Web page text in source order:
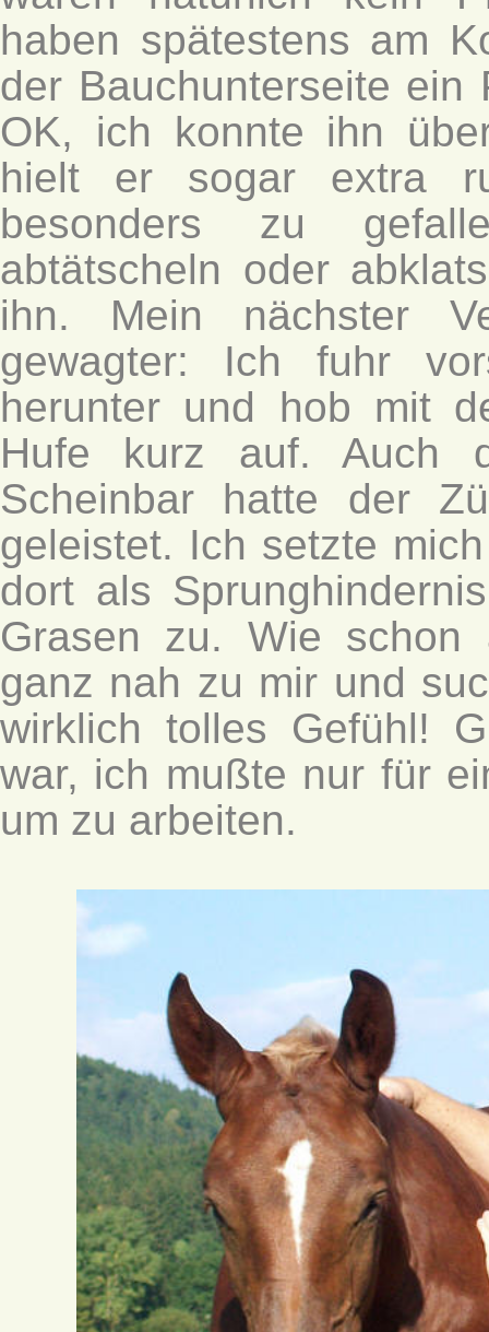
haben spätestens am
der Bauchunterseite ein
OK, ich konnte ihn
hielt er sogar extra
besonders zu
abtätscheln oder
ihn. Mein nächster
gewagter: Ich fuhr
herunter und hob mit
Hufe kurz auf. Auch
Scheinbar hatte der
geleistet. Ich setzte
dort als
Grasen zu. Wie schon
ganz nah zu mir und
wirklich tolles Gefühl!
war, ich mußte nur für
um zu arbeiten.